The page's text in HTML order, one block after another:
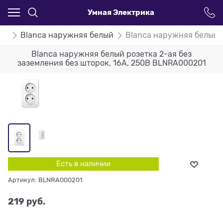
Умная Электрика
Blanca наружняя белый Blanca наружняя белый
Blanca наружняя белый розетка 2-ая без
заземления без шторок, 16А, 250В BLNRA000201
Есть в наличии
Артикул: BLNRA000201
219 руб.